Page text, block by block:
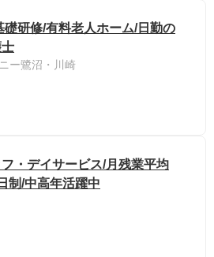
研修/有料老人ホーム/日勤の
ー鷺沼・川崎
・デイサービス/月残業平均
制/中高年活躍中